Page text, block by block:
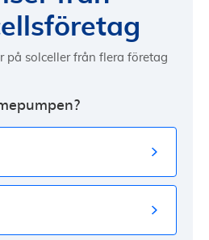
på solceller från flera företag